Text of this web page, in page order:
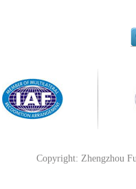
Copyright: Zhengzhou